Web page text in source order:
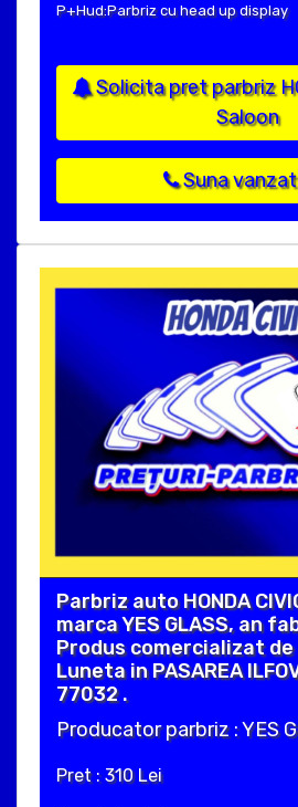
P+Hud:Parbriz cu head up display
Solicita pret parbriz
Saloon
Suna
Parbriz auto HONDA
marca YES GLASS, an
Produs comercializat
Luneta in PASAREA
77032 .
Producator parbriz : YES
Pret : 310 Lei